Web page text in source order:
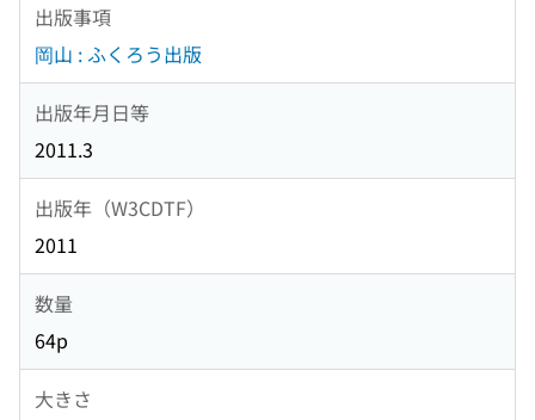
出版事項
岡山 : ふくろう出版
出版年月日等
2011.3
出版年（W3CDTF）
2011
数量
64p
大きさ